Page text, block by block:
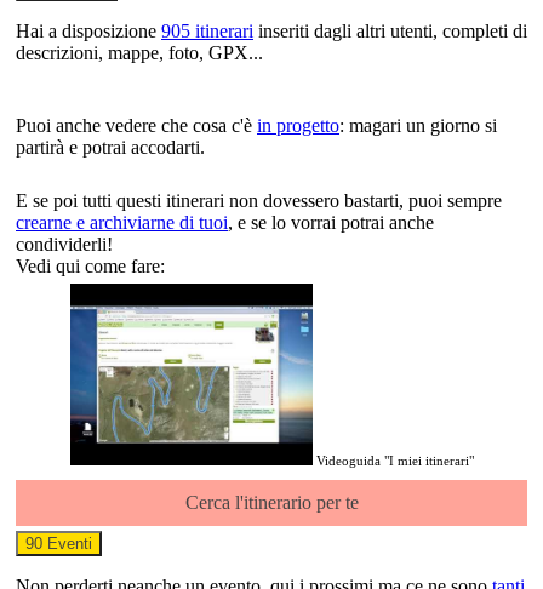
Hai a disposizione 905 itinerari inseriti dagli altri utenti, completi di
descrizioni, mappe, foto, GPX...
Puoi anche vedere che cosa c'è in progetto: magari un giorno si
partirà e potrai accodarti.
E se poi tutti questi itinerari non dovessero bastarti, puoi sempre
crearne e archiviarne di tuoi, e se lo vorrai potrai anche
condividerli!
Vedi qui come fare:
Videoguida "I miei itinerari"
Cerca l'itinerario per te
90 Eventi